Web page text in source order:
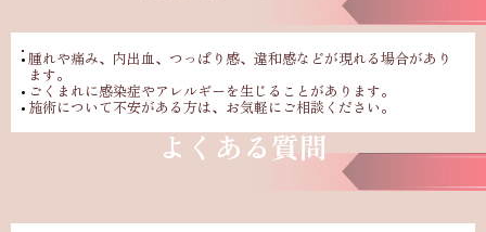
腫れや痛み、内出血、つっぱり感、違和感などが現れる場合があり
ます。
ごくまれに感染症やアレルギーを生じることがあります。
施術について不安がある方は、お気軽にご相談ください。
よくある質問